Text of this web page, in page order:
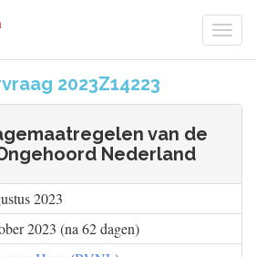
2023Z14223
van de
Nederland
2023
2023 (na 62 dagen)